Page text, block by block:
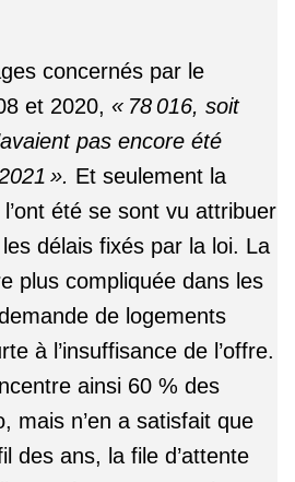
concernés par le
et 2020, « 78 016, soit
pas encore été
». Et seulement la
été se sont vu attribuer
délais fixés par la loi. La
plus compliquée dans les
de logements
à l’insuffisance de l’offre.
ainsi 60 % des
mais n’en a satisfait que
des ans, la file d’attente